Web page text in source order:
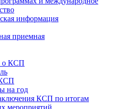
информация
приемная
о КСП
на год
КСП по итогам
мероприятий